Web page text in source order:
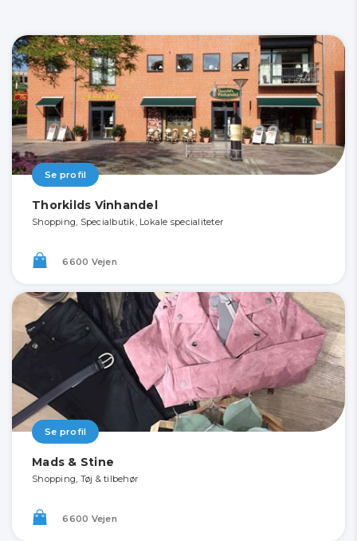
Se profil
Thorkilds Vinhandel
Shopping, Specialbutik, Lokale specialiteter
6600 Vejen
Se profil
Mads & Stine
Shopping, Tøj & tilbehør
6600 Vejen